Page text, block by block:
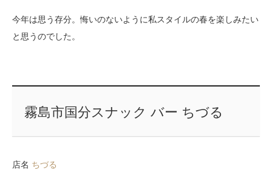
今年は思う存分。悔いのないように私スタイルの春を楽しみたい
と思うのでした。
霧島市国分スナック バー ちづる
店名 ちづる